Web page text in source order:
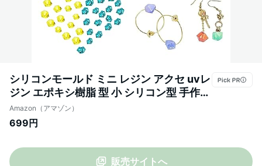
シリコンモールド ミニ レジン アクセ uvレ
ジン エポキシ樹脂 型 小 シリコン型 手作り
DIY パーツ 再利用可能 樹脂 粘土 アクセサ
リー イヤリング ピアス 宝石 鉱石 アクセサ
Amazon（アマゾン）
699円
販売サイトへ